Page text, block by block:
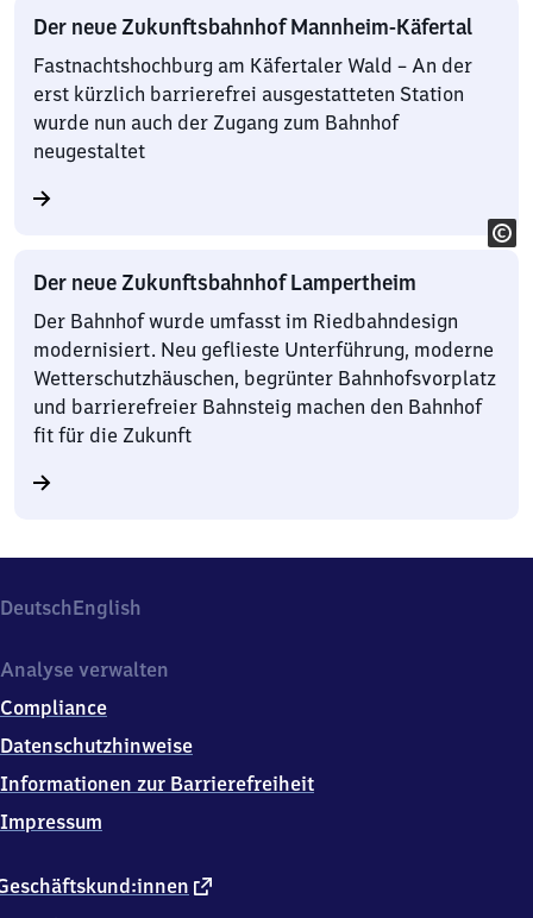
Der neue Zukunftsbahnhof Mannheim-Käfertal
Fastnachtshochburg am Käfertaler Wald – An der
erst kürzlich barrierefrei ausgestatteten Station
wurde nun auch der Zugang zum Bahnhof
neugestaltet
Der neue Zukunftsbahnhof Lampertheim
Der Bahnhof wurde umfasst im Riedbahndesign
modernisiert. Neu geflieste Unterführung, moderne
Wetterschutzhäuschen, begrünter Bahnhofsvorplatz
und barrierefreier Bahnsteig machen den Bahnhof
fit für die Zukunft
DeutschEnglish
externer
Analyse verwalten
Compliance
Datenschutzhinweise
Informationen zur Barrierefreiheit
Impressum